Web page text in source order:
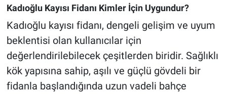
Kadıoğlu Kayısı Fidanı Kimler İçin Uygundur?
Kadıoğlu kayısı fidanı, dengeli gelişim ve uyum
beklentisi olan kullanıcılar için
değerlendirilebilecek çeşitlerden biridir. Sağlıklı
kök yapısına sahip, aşılı ve güçlü gövdeli bir
fidanla başlandığında uzun vadeli bahçe